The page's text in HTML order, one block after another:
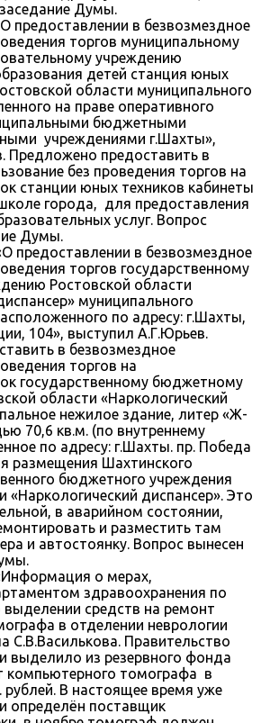
Думы.
предоставлении в безвозмездное
торгов муниципальному
учреждению
детей станция юных
области муниципального
на праве оперативного
бюджетными
учреждениями г.Шахты»,
Предложено предоставить в
без проведения торгов на
станции юных техников кабинеты
города, для предоставления
услуг. Вопрос
Думы.
предоставлении в безвозмездное
торгов государственному
Ростовской области
муниципального
по адресу: г.Шахты,
104», выступил А.Г.Юрьев.
в безвозмездное
торгов на
государственному бюджетному
области «Наркологический
нежилое здание, литер «Ж-
70,6 кв.м. (по внутреннему
по адресу: г.Шахты. пр. Победа
размещения Шахтинского
бюджетного учреждения
«Наркологический диспансер». Это
в аварийном состоянии,
и разместить там
и автостоянку. Вопрос вынесен
о мерах,
здравоохранения по
средств на ремонт
в отделении неврологии
С.В.Василькова. Правительство
выделило из резервного фонда
компьютерного томографа в
рублей. В настоящее время уже
определён поставщик